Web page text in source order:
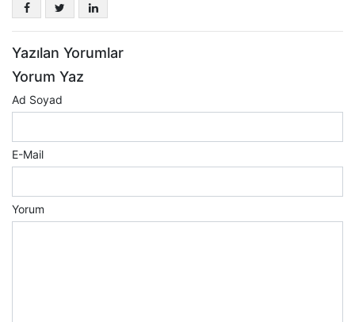
Yazılan Yorumlar
Yorum Yaz
Ad Soyad
E-Mail
Yorum